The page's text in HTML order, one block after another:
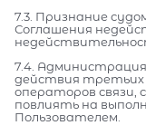
7.3. Признание
Соглашения
7.4.
действия третьих
операторов связи,
повлиять на
Пользователем.